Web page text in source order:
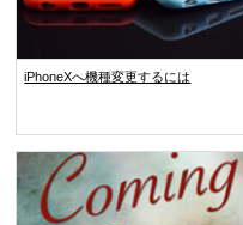
iPhoneXへ機種変更するには